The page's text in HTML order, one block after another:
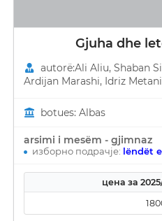
Gjuha dhe
autorë:Ali Aliu, Shaban
Ardijan Marashi, Idriz Metani
botues: Albas
arsimi i mesëm - gjimnaz
изборно подрачје: lëndët
цена за